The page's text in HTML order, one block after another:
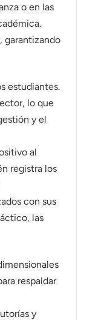
o en las
garantizando
estudiantes.
lo que
y el
al
registra los
con sus
las
respaldar
y